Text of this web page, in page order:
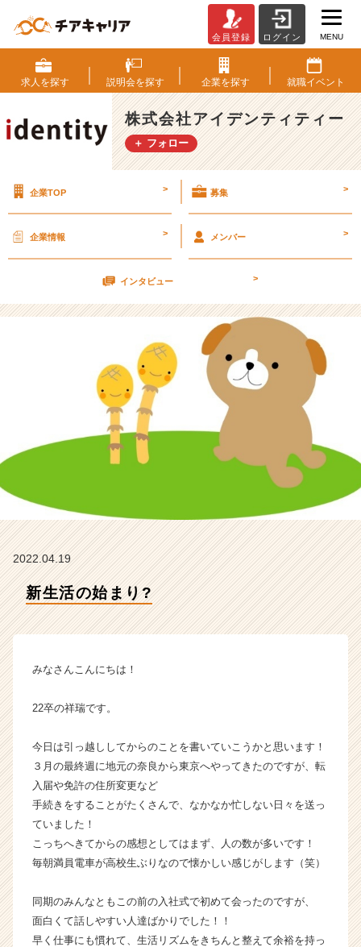
生
活
の
始
ま
り?
社
デ
ン
ィ
ィ
ー
の
タ
イ
ム
ラ
イ
ベ
ー・
成
企
か
ト
が
届
く
活
サ
チ
ア
キ
会員登録 ログイン MENU
求人を探す 説明会を探す 企業を探す 就職イベント
株式会社アイデンティティー
＋ フォロー
企業TOP > 募集 >
企業情報 > メンバー >
インタビュー >
2022.04.19
新生活の始まり?
みなさんこんにちは！
22卒の祥瑞です。
今日は引っ越ししてからのことを書いていこうかと思います！
３月の最終週に地元の奈良から東京へやってきたのですが、転
入届や免許の住所変更など
手続きをすることがたくさんで、なかなか忙しない日々を送っ
ていました！
こっちへきてからの感想としてはまず、人の数が多いです！
毎朝満員電車が高校生ぶりなので懐かしい感じがします（笑）
同期のみんなともこの前の入社式で初めて会ったのですが、
面白くて話しやすい人達ばかりでした！！
早く仕事にも慣れて、生活リズムをきちんと整えて余裕を持っ